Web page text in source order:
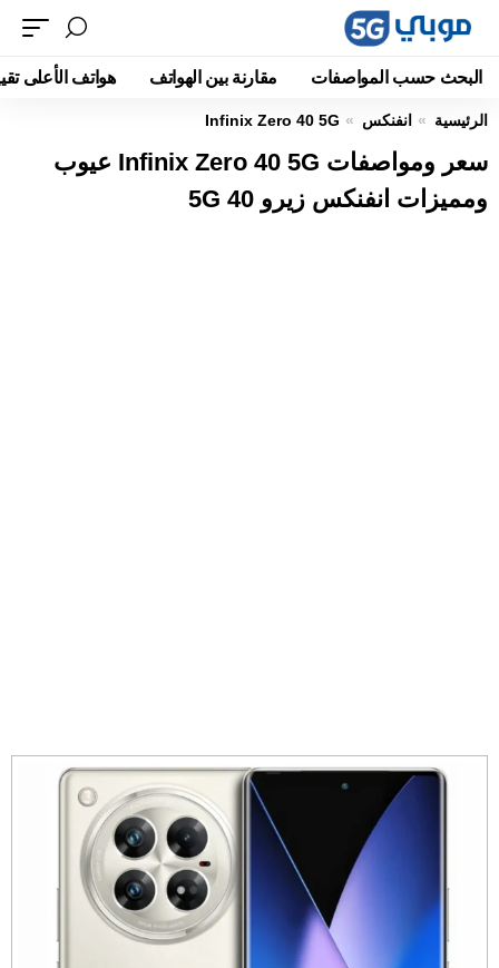
البحث حسب المواصفات مقارنة بين الهواتف هواتف الأعلى
الرئيسية انفنكس Infinix Zero 40 5G
سعر ومواصفات Infinix Zero 40 5G عيوب
ومميزات انفنكس زيرو 40 5G